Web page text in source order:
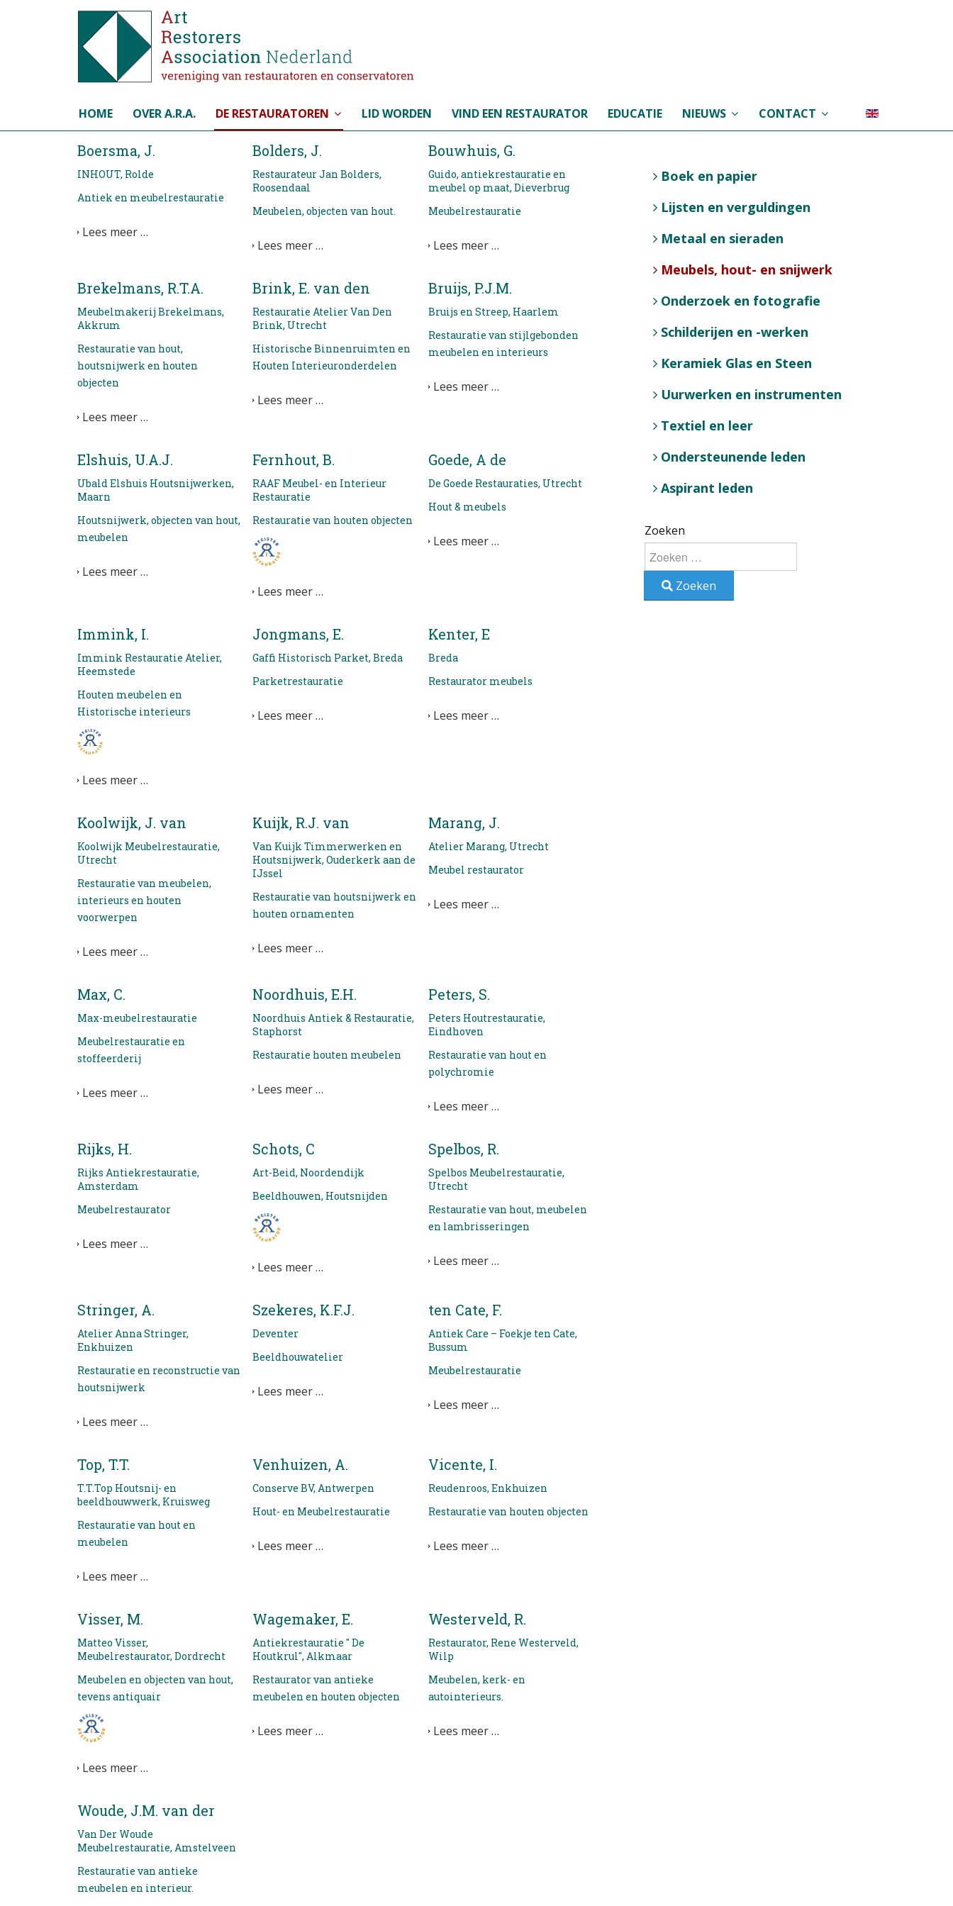
HOME OVER A.R.A. DE RESTAURATOREN LID WORDEN VIND EEN RESTAURATOR EDUCATIE NIEUWS CONTACT
Selecteer de taal
Boersma, J.
INHOUT, Rolde
Antiek en meubelrestauratie
Lees meer …
Bolders, J.
Restaurateur Jan Bolders,
Roosendaal
Meubelen, objecten van hout.
Lees meer …
Bouwhuis, G.
Guido, antiekrestauratie en
meubel op maat, Dieverbrug
Meubelrestauratie
Lees meer …
Brekelmans, R.T.A.
Meubelmakerij Brekelmans,
Akkrum
Restauratie van hout,
houtsnijwerk en houten
objecten
Lees meer …
Brink, E. van den
Restauratie Atelier Van Den
Brink, Utrecht
Historische Binnenruimten en
Houten Interieuronderdelen
Lees meer …
Bruijs, P.J.M.
Bruijs en Streep, Haarlem
Restauratie van stijlgebonden
meubelen en interieurs
Lees meer …
Elshuis, U.A.J.
Ubald Elshuis Houtsnijwerken,
Maarn
Houtsnijwerk, objecten van hout,
meubelen
Lees meer …
Fernhout, B.
RAAF Meubel- en Interieur
Restauratie
Restauratie van houten objecten
Lees meer …
Goede, A de
De Goede Restauraties, Utrecht
Hout & meubels
Lees meer …
Immink, I.
Immink Restauratie Atelier,
Heemstede
Houten meubelen en
Historische interieurs
Lees meer …
Jongmans, E.
Gaffi Historisch Parket, Breda
Parketrestauratie
Lees meer …
Kenter, E
Breda
Restaurator meubels
Lees meer …
Koolwijk, J. van
Koolwijk Meubelrestauratie,
Utrecht
Restauratie van meubelen,
interieurs en houten
voorwerpen
Lees meer …
Kuijk, R.J. van
Van Kuijk Timmerwerken en
Houtsnijwerk, Ouderkerk aan de
IJssel
Restauratie van houtsnijwerk en
houten ornamenten
Lees meer …
Marang, J.
Atelier Marang, Utrecht
Meubel restaurator
Lees meer …
Max, C.
Max-meubelrestauratie
Meubelrestauratie en
stoffeerderij
Lees meer …
Noordhuis, E.H.
Noordhuis Antiek & Restauratie,
Staphorst
Restauratie houten meubelen
Lees meer …
Peters, S.
Peters Houtrestauratie,
Eindhoven
Restauratie van hout en
polychromie
Lees meer …
Rijks, H.
Rijks Antiekrestauratie,
Amsterdam
Meubelrestaurator
Lees meer …
Schots, C
Art-Beid, Noordendijk
Beeldhouwen, Houtsnijden
Lees meer …
Spelbos, R.
Spelbos Meubelrestauratie,
Utrecht
Restauratie van hout, meubelen
en lambrisseringen
Lees meer …
Stringer, A.
Atelier Anna Stringer,
Enkhuizen
Restauratie en reconstructie van
houtsnijwerk
Lees meer …
Szekeres, K.F.J.
Deventer
Beeldhouwatelier
Lees meer …
ten Cate, F.
Antiek Care – Foekje ten Cate,
Bussum
Meubelrestauratie
Lees meer …
Top, T.T.
T.T.Top Houtsnij- en
beeldhouwwerk, Kruisweg
Restauratie van hout en
meubelen
Lees meer …
Venhuizen, A.
Conserve BV, Antwerpen
Hout- en Meubelrestauratie
Lees meer …
Vicente, I.
Reudenroos, Enkhuizen
Restauratie van houten objecten
Lees meer …
Visser, M.
Matteo Visser,
Meubelrestaurator, Dordrecht
Meubelen en objecten van hout,
tevens antiquair
Lees meer …
Wagemaker, E.
Antiekrestauratie " De
Houtkrul", Alkmaar
Restaurator van antieke
meubelen en houten objecten
Lees meer …
Westerveld, R.
Restaurator, Rene Westerveld,
Wilp
Meubelen, kerk- en
autointerieurs.
Lees meer …
Woude, J.M. van der
Van Der Woude
Meubelrestauratie, Amstelveen
Restauratie van antieke
meubelen en interieur.
Boek en papier
Lijsten en verguldingen
Metaal en sieraden
Meubels, hout- en snijwerk
Onderzoek en fotografie
Schilderijen en -werken
Keramiek Glas en Steen
Uurwerken en instrumenten
Textiel en leer
Ondersteunende leden
Aspirant leden
Zoeken
Zoeken